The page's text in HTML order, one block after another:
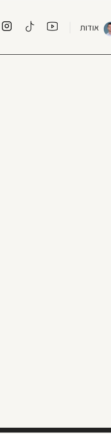
אודות